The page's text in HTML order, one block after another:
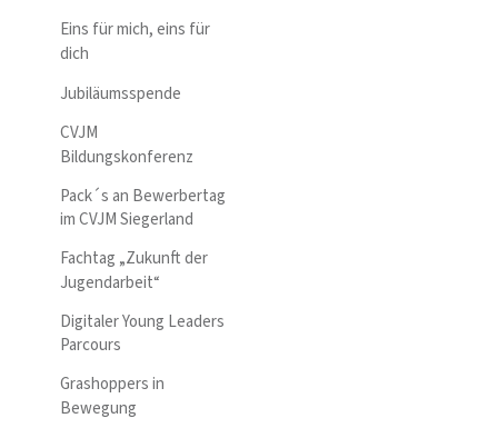
Eins für mich, eins für
dich
Jubiläumsspende
CVJM
Bildungskonferenz
Pack´s an Bewerbertag
im CVJM Siegerland
Fachtag „Zukunft der
Jugendarbeit“
Digitaler Young Leaders
Parcours
Grashoppers in
Bewegung